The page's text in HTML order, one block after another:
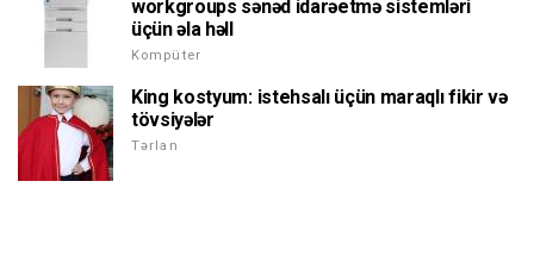
workgroups sənəd idarəetmə sistemləri
üçün əla həll
Kompüter
King kostyum: istehsalı üçün maraqlı fikir və
tövsiyələr
Tərlan